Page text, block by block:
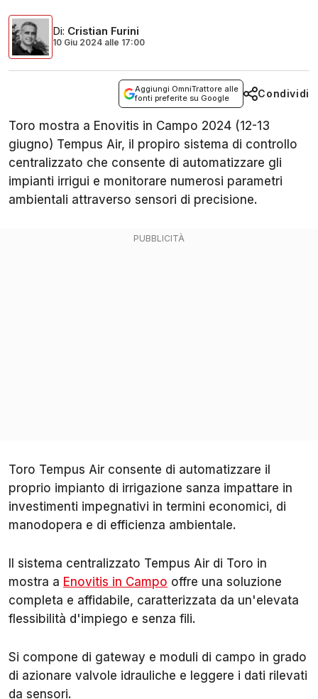
Di: Cristian Furini
10 Giu 2024 alle 17:00
Aggiungi OmniTrattore alle
fonti preferite su Google
Condividi
Toro mostra a Enovitis in Campo 2024 (12-13
giugno) Tempus Air, il propiro sistema di controllo
centralizzato che consente di automatizzare gli
impianti irrigui e monitorare numerosi parametri
ambientali attraverso sensori di precisione.
Toro Tempus Air consente di automatizzare il
proprio impianto di irrigazione sanza impattare in
investimenti impegnativi in termini economici, di
manodopera e di efficienza ambientale.
Il sistema centralizzato Tempus Air di Toro in
mostra a Enovitis in Campo offre una soluzione
completa e affidabile, caratterizzata da un'elevata
flessibilità d'impiego e senza fili.
Si compone di gateway e moduli di campo in grado
di azionare valvole idrauliche e leggere i dati rilevati
da sensori.